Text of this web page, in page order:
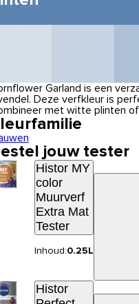
Garland is een
Deze verfkleur is
met witte plinten of
jouw tester
Histor MY
color
Muurverf
Extra Mat
Tester
Inhoud:0.25L
Histor